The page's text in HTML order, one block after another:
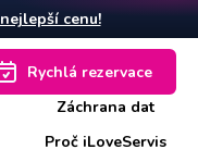
cenu!
Záchrana dat
Proč iLoveServis
Rychlá rezervace